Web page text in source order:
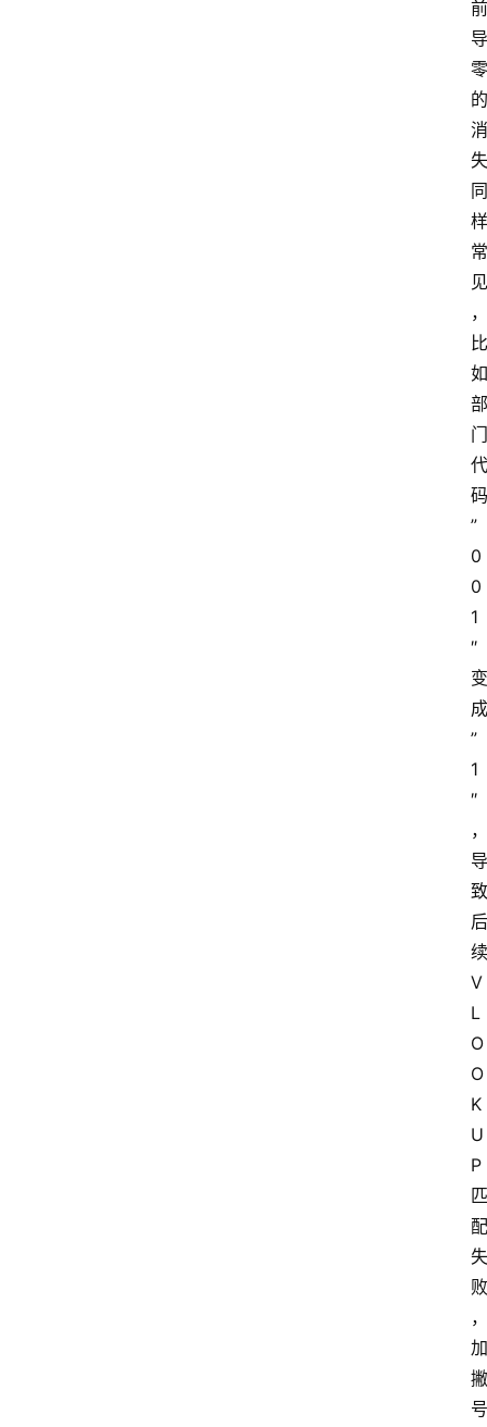
前
导
零
的
消
失
同
样
常
见
，
比
如
部
门
代
码
”
0
0
1
″
变
成
”
1
″
，
导
致
后
续
V
L
O
O
K
U
P
匹
配
失
败
，
加
撇
号